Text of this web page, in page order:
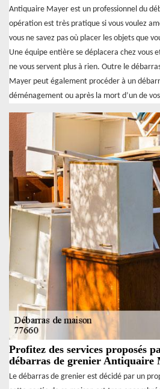
Antiquaire Mayer est un professionnel du
opération est très pratique si vous voulez
vous ne savez pas où placer les objets que
Une équipe entière se déplacera chez vous
ne vous servent plus à rien. Outre le
Mayer peut également procéder à un
déménagement ou après la mort d’un de
Profitez des services proposés
débarras de grenier Antiquaire
Le débarras de grenier est décidé par un